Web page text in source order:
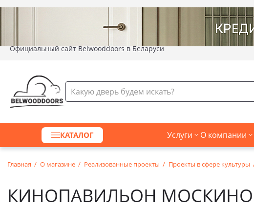
Официальный сайт Belwooddoors в Беларуси
КАТАЛОГ Услуги О компании
Главная О магазине Реализованные проекты Проекты в сфере культуры
КИНОПАВИЛЬОН МОСКИНО